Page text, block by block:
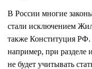
В России многие
стали исключением
также Конституция
например, при разделе
не будет учитывать